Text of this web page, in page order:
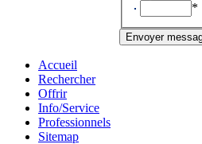
*
Accueil
Rechercher
Offrir
Info/Service
Professionnels
Sitemap